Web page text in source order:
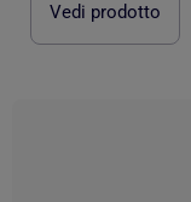
Vedi prodotto